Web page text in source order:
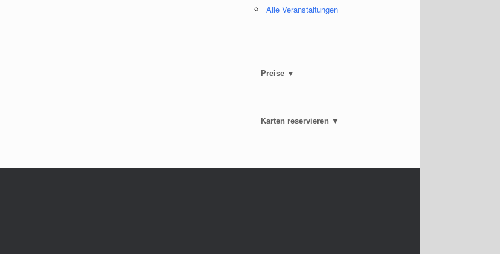
Alle Veranstaltungen
Preise ▼
Karten reservieren ▼